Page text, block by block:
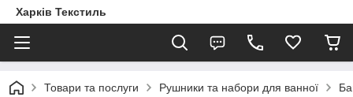
Харків Текстиль
Товари та послуги Рушники та набори для ванної